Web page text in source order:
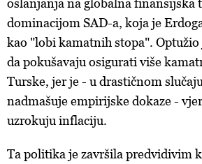
oslanjanja na globalna finansijska
dominacijom SAD-a, koja je
kao "lobi kamatnih stopa".
da pokušavaju osigurati više
Turske, jer je - u drastičnom
nadmašuje empirijske dokaze -
uzrokuju inflaciju.
Ta politika je završila predvidivim